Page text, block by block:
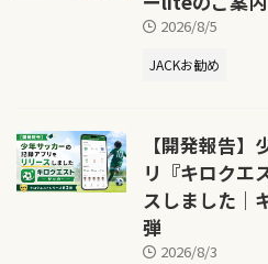
2026/8/5
JACKお勧め
【開発報告
リ『キロクエ
スしました｜
弾
2026/8/3